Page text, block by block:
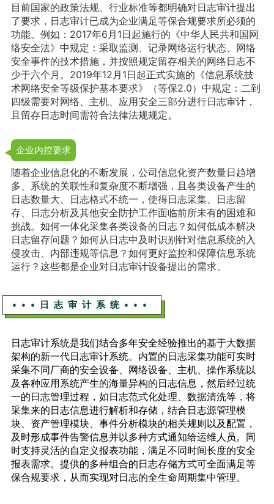
目前国家的政策法规、行业标准等都明确对日志审计提出
了要求，日志审计已成为企业满足等保合规要求所必须的
功能。例如：2017年6月1日起施行的《中华人民共和国网
络安全法》中规定：采取监测、记录网络运行状态、网络
安全事件的技术措施，并按照规定留存相关的网络日志不
少于六个月。2019年12月1日起正式实施的《信息系统技
术网络安全等级保护基本要求》（等保2.0）中规定：二到
四级需要对网络、主机、应用安全三部分进行日志审计，
且留存日志时间需符合法律法规规定。
企业内控要求
随着企业信息化的不断发展，公司信息化资产数量日趋增
多、系统的关联性和复杂度不断增强，且各类设备产生的
日志数量大、日志格式不统一，使得日志采集、日志留
存、日志分析及其他安全防护工作面临前所未有的困难和
挑战。如何一体化采集各类设备的日志？如何低成本解决
日志留存问题？如何从日志中及时识别针对信息系统的入
侵攻击、内部违规等信息？如何更好监控和保障信息系统
运行？这些都是企业对日志审计设备提出的需求。
•••日志审计系统•••
日志审计系统是我们结合多年安全经验推出的基于大数据
架构的新一代日志审计系统。内置的日志采集功能可实时
采集不同厂商的安全设备、网络设备、主机、操作系统以
及各种应用系统产生的海量异构的日志信息，然后经过统
一的日志管理过程，如日志范式化处理、数据清洗等，将
采集来的日志信息进行解析和存储，结合日志源管理模
块、资产管理模块、事件分析模块的相关规则以及配置，
及时形成事件告警信息并以多种方式通知给运维人员。同
时支持灵活的自定义报表功能，满足不同时间长度的安全
报表需求。提供的多种组合的日志存储方式可全面满足等
保合规要求，从而实现对日志的全生命周期集中管理。